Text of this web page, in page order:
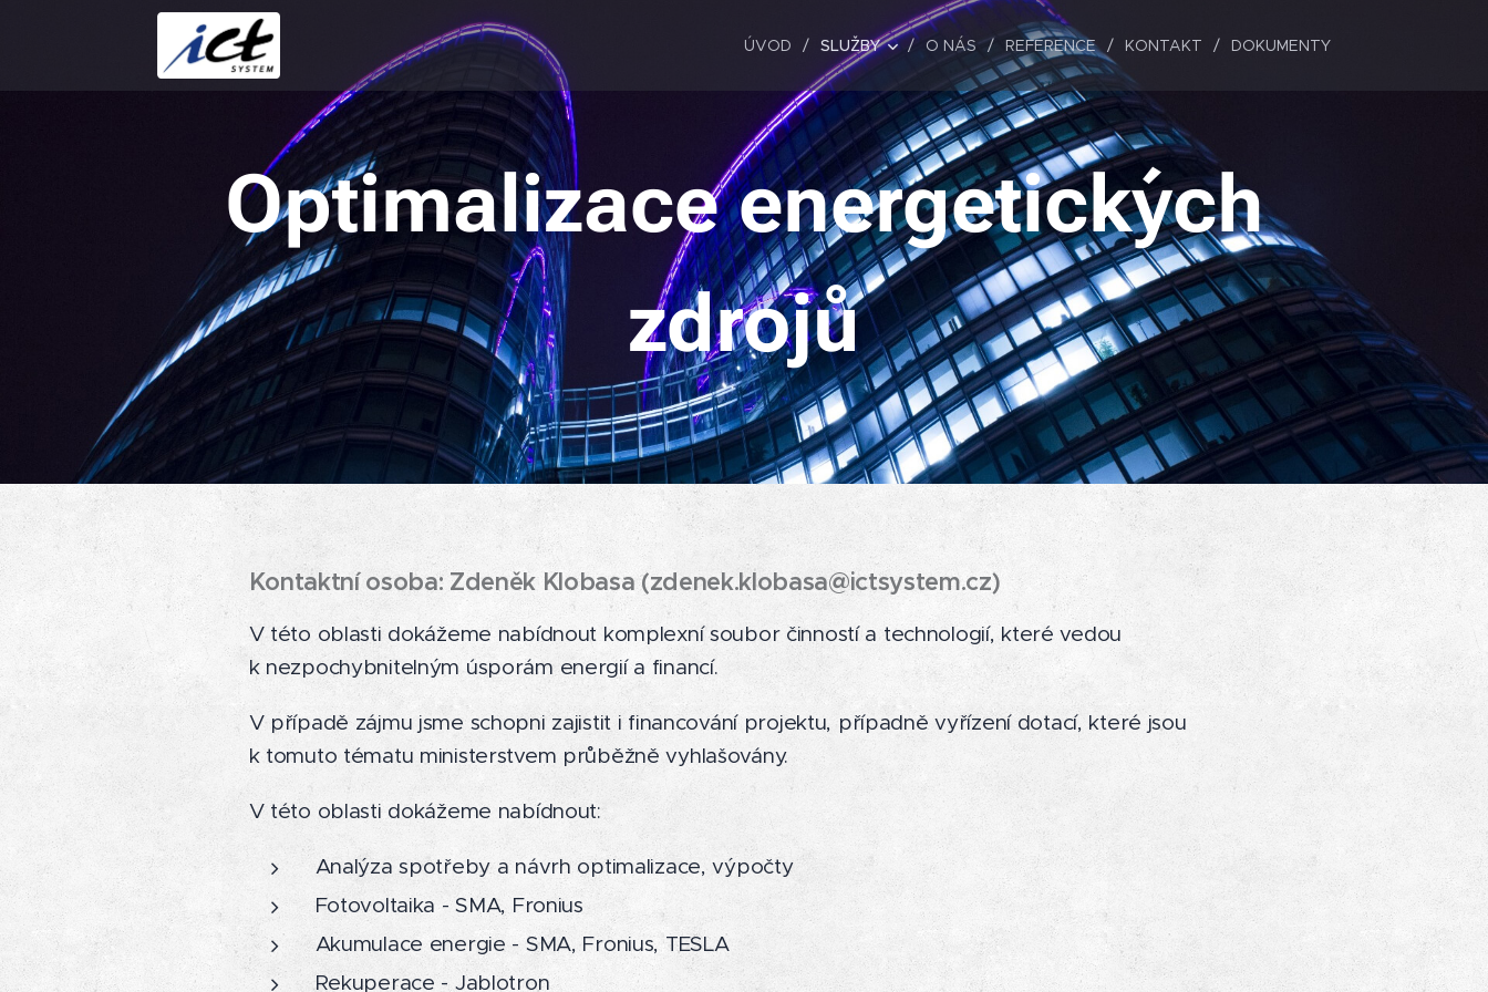
ÚVOD SLUŽBY O NÁS REFERENCE KONTAKT DOKUMENTY
Optimalizace energetických
zdrojů
Kontaktní osoba: Zdeněk Klobasa (zdenek.klobasa@ictsystem.cz)
V této oblasti dokážeme nabídnout komplexní soubor činností a technologií, které vedou
k nezpochybnitelným úsporám energií a financí.
V případě zájmu jsme schopni zajistit i financování projektu, případně vyřízení dotací, které jsou
k tomuto tématu ministerstvem průběžně vyhlašovány.
V této oblasti dokážeme nabídnout:
Analýza spotřeby a návrh optimalizace, výpočty
Fotovoltaika - SMA, Fronius
Akumulace energie - SMA, Fronius, TESLA
Rekuperace - Jablotron